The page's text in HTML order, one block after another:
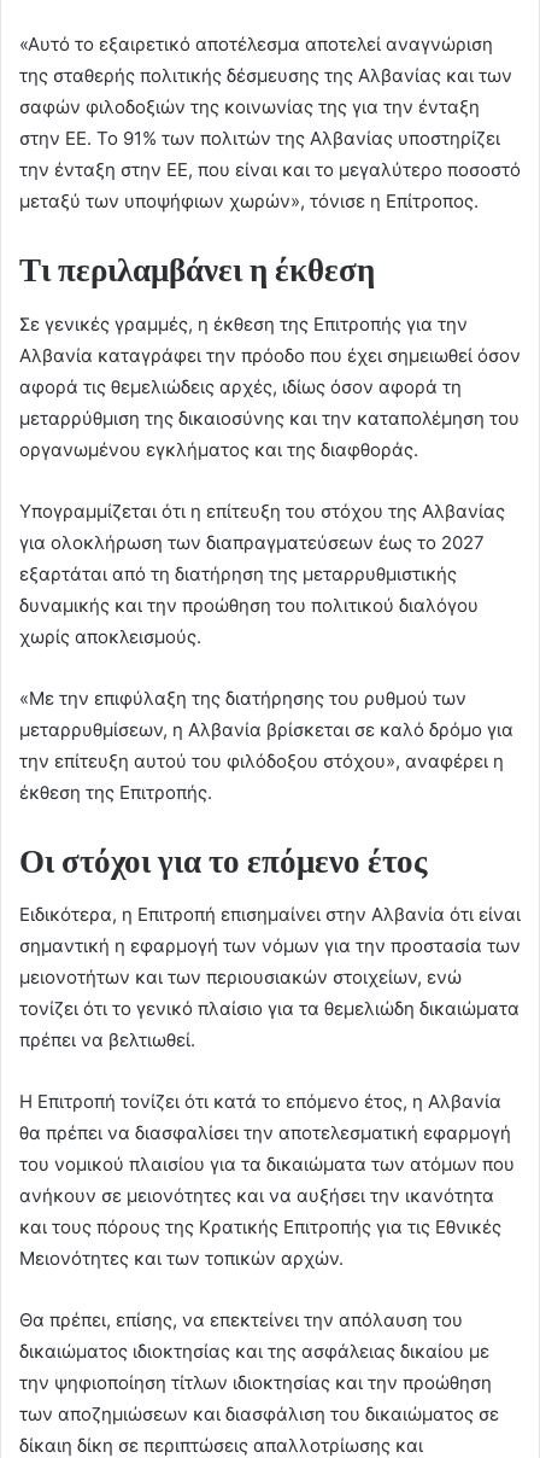
«Αυτό το εξαιρετικό αποτέλεσμα αποτελεί αναγνώριση
της σταθερής πολιτικής δέσμευσης της Αλβανίας και των
σαφών φιλοδοξιών της κοινωνίας της για την ένταξη
στην ΕΕ. Το 91% των πολιτών της Αλβανίας υποστηρίζει
την ένταξη στην ΕΕ, που είναι και το μεγαλύτερο ποσοστό
μεταξύ των υποψήφιων χωρών», τόνισε η Επίτροπος.
Τι περιλαμβάνει η έκθεση
Σε γενικές γραμμές, η έκθεση της Επιτροπής για την
Αλβανία καταγράφει την πρόοδο που έχει σημειωθεί όσον
αφορά τις θεμελιώδεις αρχές, ιδίως όσον αφορά τη
μεταρρύθμιση της δικαιοσύνης και την καταπολέμηση του
οργανωμένου εγκλήματος και της διαφθοράς.
Υπογραμμίζεται ότι η επίτευξη του στόχου της Αλβανίας
για ολοκλήρωση των διαπραγματεύσεων έως το 2027
εξαρτάται από τη διατήρηση της μεταρρυθμιστικής
δυναμικής και την προώθηση του πολιτικού διαλόγου
χωρίς αποκλεισμούς.
«Με την επιφύλαξη της διατήρησης του ρυθμού των
μεταρρυθμίσεων, η Αλβανία βρίσκεται σε καλό δρόμο για
την επίτευξη αυτού του φιλόδοξου στόχου», αναφέρει η
έκθεση της Επιτροπής.
Οι στόχοι για το επόμενο έτος
Ειδικότερα, η Επιτροπή επισημαίνει στην Αλβανία ότι είναι
σημαντική η εφαρμογή των νόμων για την προστασία των
μειονοτήτων και των περιουσιακών στοιχείων, ενώ
τονίζει ότι το γενικό πλαίσιο για τα θεμελιώδη δικαιώματα
πρέπει να βελτιωθεί.
Η Επιτροπή τονίζει ότι κατά το επόμενο έτος, η Αλβανία
θα πρέπει να διασφαλίσει την αποτελεσματική εφαρμογή
του νομικού πλαισίου για τα δικαιώματα των ατόμων που
ανήκουν σε μειονότητες και να αυξήσει την ικανότητα
και τους πόρους της Κρατικής Επιτροπής για τις Εθνικές
Μειονότητες και των τοπικών αρχών.
Θα πρέπει, επίσης, να επεκτείνει την απόλαυση του
δικαιώματος ιδιοκτησίας και της ασφάλειας δικαίου με
την ψηφιοποίηση τίτλων ιδιοκτησίας και την προώθηση
των αποζημιώσεων και διασφάλιση του δικαιώματος σε
δίκαιη δίκη σε περιπτώσεις απαλλοτρίωσης και